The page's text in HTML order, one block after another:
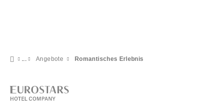
Angebote Romantisches Erlebnis